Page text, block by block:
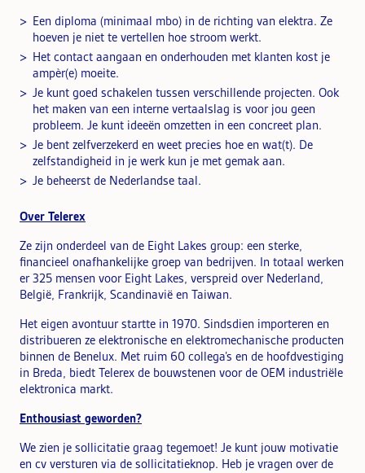
Een diploma (minimaal mbo) in de richting van elektra. Ze
hoeven je niet te vertellen hoe stroom werkt.
Het contact aangaan en onderhouden met klanten kost je
ampèr(e) moeite.
Je kunt goed schakelen tussen verschillende projecten. Ook
het maken van een interne vertaalslag is voor jou geen
probleem. Je kunt ideeën omzetten in een concreet plan.
Je bent zelfverzekerd en weet precies hoe en wat(t). De
zelfstandigheid in je werk kun je met gemak aan.
Je beheerst de Nederlandse taal.
Over Telerex
Ze zijn onderdeel van de Eight Lakes group: een sterke,
financieel onafhankelijke groep van bedrijven. In totaal werken
er 325 mensen voor Eight Lakes, verspreid over Nederland,
België, Frankrijk, Scandinavië en Taiwan.
Het eigen avontuur startte in 1970. Sindsdien importeren en
distribueren ze elektronische en elektromechanische producten
binnen de Benelux. Met ruim 60 collega’s en de hoofdvestiging
in Breda, biedt Telerex de bouwstenen voor de OEM industriële
elektronica markt.
Enthousiast geworden?
We zien je sollicitatie graag tegemoet! Je kunt jouw motivatie
en cv versturen via de sollicitatieknop. Heb je vragen over de